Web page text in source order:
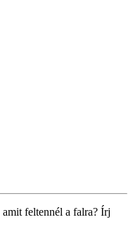
feltennél a falra? Írj